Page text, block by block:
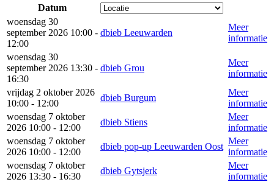
Datum
woensdag 30
september 2026 10:00 -
12:00
dbieb Leeuwarden
Meer
informatie
woensdag 30
september 2026 13:30 -
16:30
dbieb Grou
Meer
informatie
vrijdag 2 oktober 2026
10:00 - 12:00
dbieb Burgum
Meer
informatie
woensdag 7 oktober
2026 10:00 - 12:00
dbieb Stiens
Meer
informatie
woensdag 7 oktober
2026 10:00 - 12:00
dbieb pop-up Leeuwarden Oost
Meer
informatie
woensdag 7 oktober
2026 13:30 - 16:30
dbieb Gytsjerk
Meer
informatie